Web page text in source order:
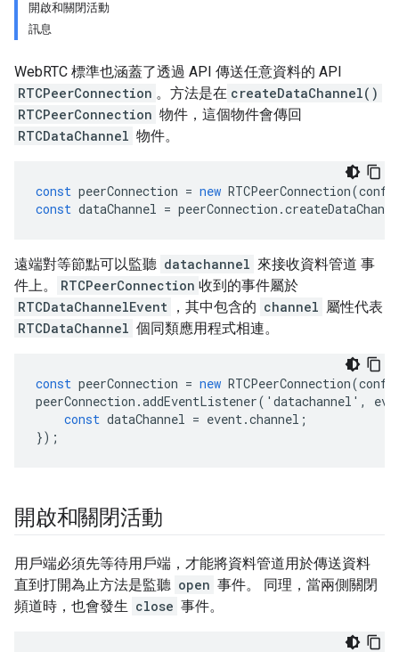
開啟和關閉活動
訊息
WebRTC 標準也涵蓋了透過 API 傳送任意資料的 API
RTCPeerConnection 。方法是在 createDataChannel()
RTCPeerConnection 物件，這個物件會傳回
RTCDataChannel 物件。
const peerConnection = new RTCPeerConnection(
const dataChannel = peerConnection .
遠端對等節點可以監聽 datachannel 來接收資料管道 事
件上。
RTCPeerConnection 收到的事件屬於
RTCDataChannelEvent ，其中包含的 channel 屬性代表
RTCDataChannel 個同類應用程式相連。
const peerConnection = new RTCPeerConnection(
peerConnection .addEventListener( ' datachannel ' ,
const dataChannel = event.channel ;
});
開啟和關閉活動
用戶端必須先等待用戶端，才能將資料管道用於傳送資料
直到打開為止方法是監聽 open 事件。 同理，當兩側關閉
頻道時，也會發生 close 事件。